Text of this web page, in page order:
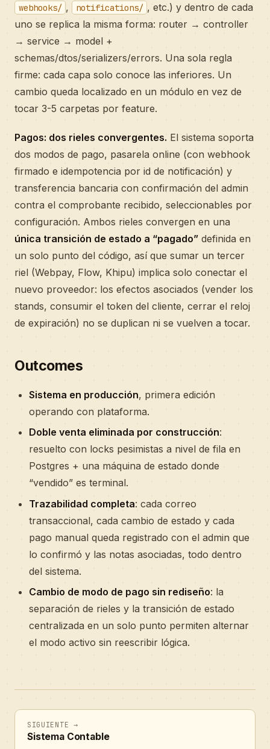
webhooks/ , notifications/ , etc.) y dentro de cada
uno se replica la misma forma: router → controller
→ service → model +
schemas/dtos/serializers/errors. Una sola regla
firme: cada capa solo conoce las inferiores. Un
cambio queda localizado en un módulo en vez de
tocar 3-5 carpetas por feature.
Pagos: dos rieles convergentes. El sistema soporta
dos modos de pago, pasarela online (con webhook
firmado e idempotencia por id de notificación) y
transferencia bancaria con confirmación del admin
contra el comprobante recibido, seleccionables por
configuración. Ambos rieles convergen en una
única transición de estado a “pagado” definida en
un solo punto del código, así que sumar un tercer
riel (Webpay, Flow, Khipu) implica solo conectar el
nuevo proveedor: los efectos asociados (vender los
stands, consumir el token del cliente, cerrar el reloj
de expiración) no se duplican ni se vuelven a tocar.
Outcomes
Sistema en producción, primera edición
operando con plataforma.
Doble venta eliminada por construcción:
resuelto con locks pesimistas a nivel de fila en
Postgres + una máquina de estado donde
“vendido” es terminal.
Trazabilidad completa: cada correo
transaccional, cada cambio de estado y cada
pago manual queda registrado con el admin que
lo confirmó y las notas asociadas, todo dentro
del sistema.
Cambio de modo de pago sin rediseño: la
separación de rieles y la transición de estado
centralizada en un solo punto permiten alternar
el modo activo sin reescribir lógica.
SIGUIENTE →
Sistema Contable